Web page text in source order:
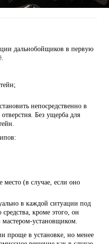
дальнобойщиков в первую
непосредственно в
Без ущерба для
место (в случае, если оно
в каждой ситуации под
кроме этого, он
мастером-установщиком.
проще в установке, но менее